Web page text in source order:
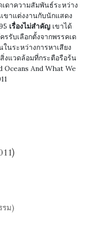
เดาความสัมพันธ์ระหว่าง
ขาแต่งงานกับนักแสดง
เรื่องไม่สำคัญ เขาได้
รับเลือกตั้งจากพรรคเด
นระหว่างการหาเสียง
งแวดล้อมที่กระตือรือร้น
And What We
รม)